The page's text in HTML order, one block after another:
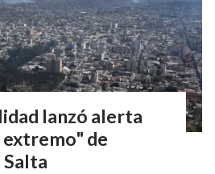
lanzó alerta
de
Salta